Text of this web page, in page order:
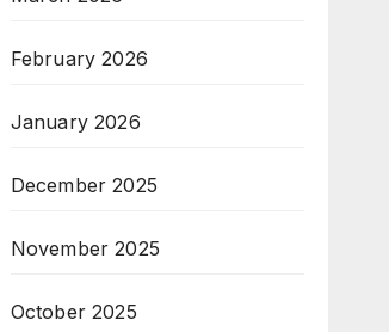
February 2026
January 2026
December 2025
November 2025
October 2025